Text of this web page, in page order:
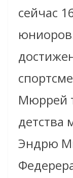
сейчас
Мюррей
детства
Эндрю